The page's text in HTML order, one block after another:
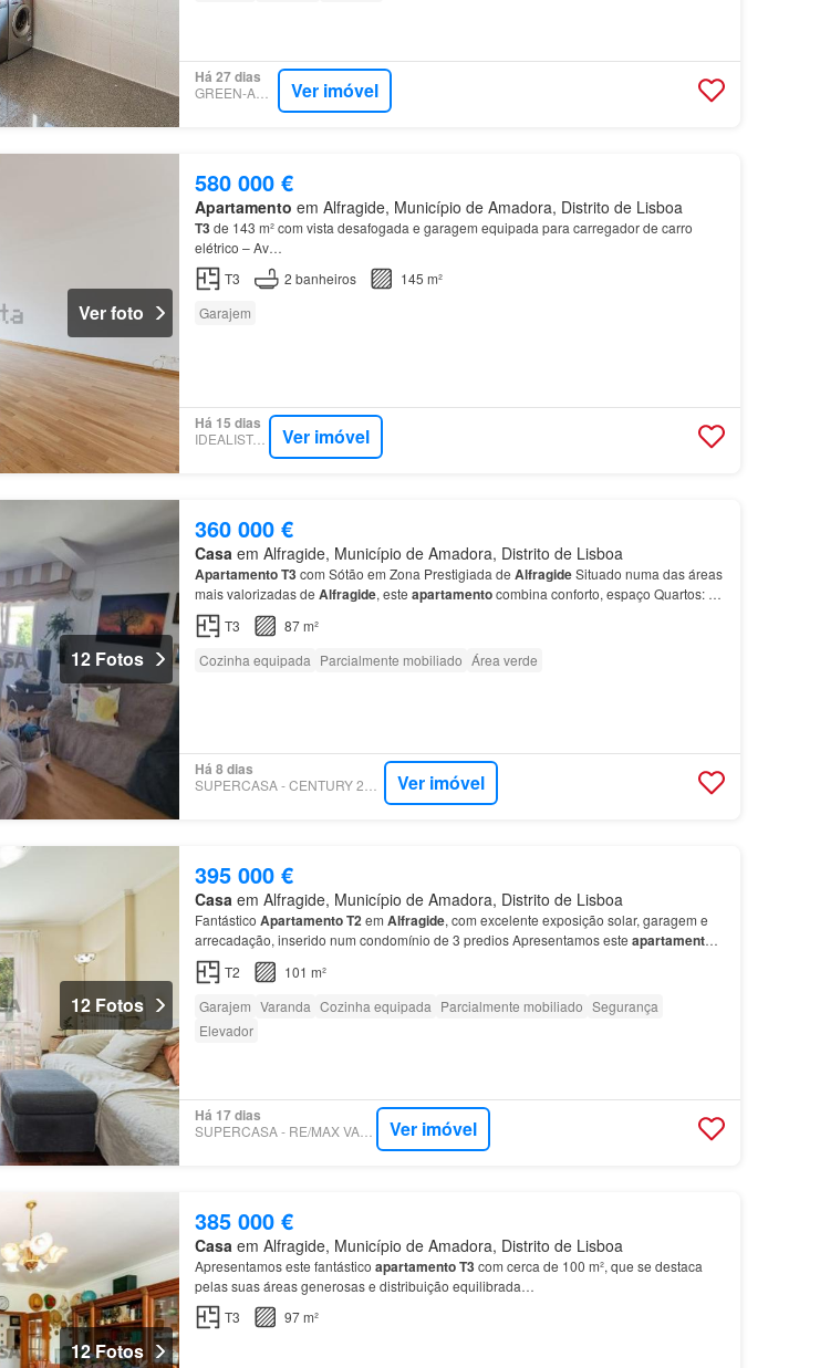
Há 27 dias
GREEN-ACRES Ver imóvel
Ver foto
580 000 €
Apartamento em Alfragide, Município de Amadora, Distrito de Lisboa
T3de 143 m² com vista desafogada e garagem equipada para carregador de carro
elétrico – Av…
T3
2 banheiros
145 m²
Garajem
Há 15 dias
IDEALISTA.PT Ver imóvel
12 Fotos
360 000 €
Casa em Alfragide, Município de Amadora, Distrito de Lisboa
ApartamentoT3com Sótão em Zona Prestigiada de AlfragideSituado numa das áreas
mais valorizadas de Alfragide, este apartamentocombina conforto, espaço Quartos: 3
quartos
com roupeiros embutidos, ideais para arrumação…
T3
87 m²
Cozinha equipada Parcialmente mobiliado Área verde
Há 8 dias
SUPERCASA - CENTURY 21 - HOUSE MARKET Ver imóvel
12 Fotos
395 000 €
Casa em Alfragide, Município de Amadora, Distrito de Lisboa
Fantástico ApartamentoT2em Alfragide, com excelente exposição solar, garagem e
arrecadação, inserido num condomínio de 3 predios Apresentamos este apartamento
T2localizado na Rua das Galegas, em
T2
101 m²
Garajem Varanda Cozinha equipada Parcialmente mobiliado Segurança
Elevador
Há 17 dias
SUPERCASA - RE/MAX VANTAGEM PLATINA Ver imóvel
12 Fotos
385 000 €
Casa em Alfragide, Município de Amadora, Distrito de Lisboa
Apresentamos este fantástico apartamentoT3com cerca de 100 m², que se destaca
pelas suas áreas generosas e distribuição equilibrada…
T3
97 m²